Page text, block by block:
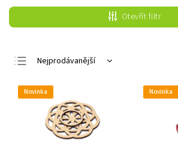
Otevřít filtr
Nejprodávanější
Nejdražší
Abecedně
Novinka Novinka